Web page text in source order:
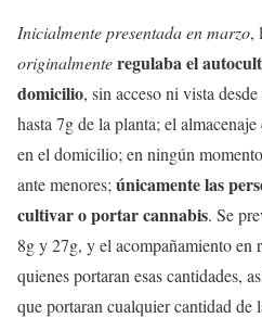
Inicialmente presentada en marzo,
originalmenteregulaba el
domicilio, sin acceso ni vista
hasta 7g de la planta; el
en el domicilio; en ningún
ante menores; únicamente las
cultivar o portar cannabis. Se
8g y 27g, y el acompañamiento en
quienes portaran esas cantidades,
que portaran cualquier cantidad de